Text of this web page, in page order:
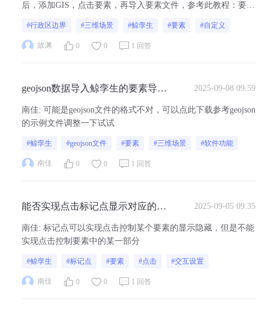
后，添加GIS，点击要素，再导入要素文件，参考此教程：要素
#行政区边界 #三维场景 #鲸孪生 #要素 #自定义
故渊 0 0 1 回答
geojson数据导入鲸孪生的要素导入
2025-09-08 09:59
南佳: 可能是geojson文件的格式不对，可以点此下载参考geojson
的示例文件调整一下试试
#鲸孪生 #geojson文件 #要素 #三维场景 #软件功能
南佳 0 0 1 回答
能否实现点击标记点显示对应的要
2025-09-05 09:35
南佳: 标记点可以实现点击控制某个要素的显示隐藏，但是不能
实现点击控制要素中的某一部分
#鲸孪生 #标记点 #要素 #点击 #交互设置
南佳 0 0 1 回答